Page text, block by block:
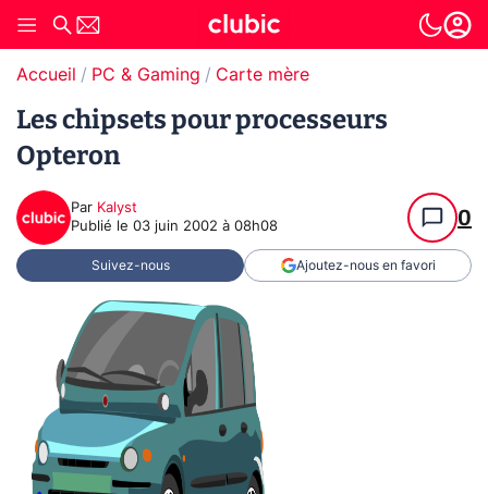
Accueil PC & Gaming Carte mère
Les chipsets pour processeurs
Opteron
Par Kalyst
Publié le 03 juin 2002 à 08h08 0
Suivez-nous Ajoutez-nous en favori